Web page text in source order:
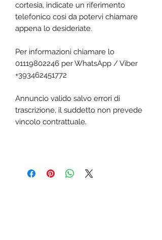
cortesia, indicate un riferimento
telefonico così da potervi chiamare
appena lo desideriate.
Per informazioni chiamare lo
01119802246 per WhatsApp / Viber
+393462451772
Annuncio valido salvo errori di
trascrizione, il suddetto non prevede
vincolo contrattuale.